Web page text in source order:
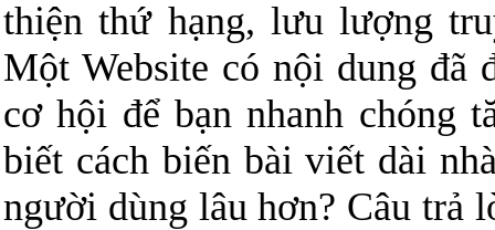
thiện thứ hạng, lưu lượng
Một Website có nội dung
cơ hội để bạn nhanh chóng
biết cách biến bài viết dài
người dùng lâu hơn? Câu trả